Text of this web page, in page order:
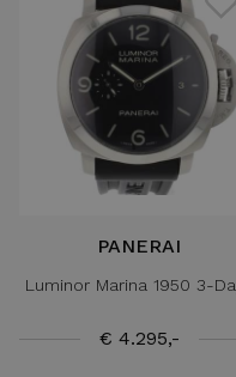
PANERAI
Luminor Marina 1950 3-
€ 4.295,-